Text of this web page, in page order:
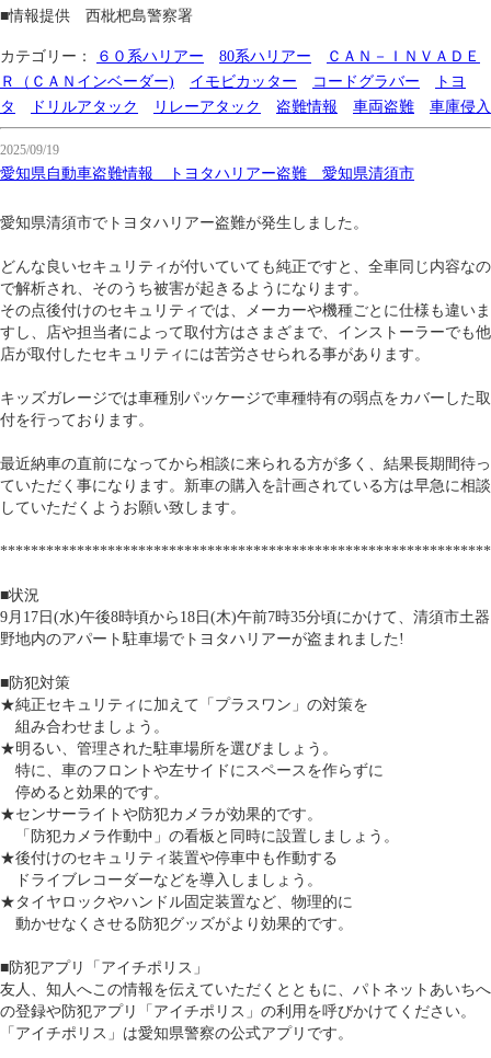
■情報提供 西枇杷島警察署
カテゴリー： ６０系ハリアー 80系ハリアー
ＣＡＮ－ＩＮＶＡＤＥ
Ｒ（ＣＡＮインベーダー)
イモビカッター コードグラバー
トヨ
タ
ドリルアタック リレーアタック 盗難情報 車両盗難 車庫侵入
2025/09/19
愛知県自動車盗難情報 トヨタハリアー盗難 愛知県清須市
愛知県清須市でトヨタハリアー盗難が発生しました。
どんな良いセキュリティが付いていても純正ですと、全車同じ内容なの
で解析され、そのうち被害が起きるようになります。
その点後付けのセキュリティでは、メーカーや機種ごとに仕様も違いま
すし、店や担当者によって取付方はさまざまで、インストーラーでも他
店が取付したセキュリティには苦労させられる事があります。
キッズガレージでは車種別パッケージで車種特有の弱点をカバーした取
付を行っております。
最近納車の直前になってから相談に来られる方が多く、結果長期間待っ
ていただく事になります。新車の購入を計画されている方は早急に相談
していただくようお願い致します。
■状況
9月17日(水)午後8時頃から18日(木)午前7時35分頃にかけて、清須市土器
野地内のアパート駐車場でトヨタハリアーが盗まれました!
■防犯対策
★純正セキュリティに加えて「プラスワン」の対策を
組み合わせましょう。
★明るい、管理された駐車場所を選びましょう。
特に、車のフロントや左サイドにスペースを作らずに
停めると効果的です。
★センサーライトや防犯カメラが効果的です。
「防犯カメラ作動中」の看板と同時に設置しましょう。
★後付けのセキュリティ装置や停車中も作動する
ドライブレコーダーなどを導入しましょう。
★タイヤロックやハンドル固定装置など、物理的に
動かせなくさせる防犯グッズがより効果的です。
■防犯アプリ「アイチポリス」
友人、知人へこの情報を伝えていただくとともに、パトネットあいちへ
の登録や防犯アプリ「アイチポリス」の利用を呼びかけてください。
「アイチポリス」は愛知県警察の公式アプリです。